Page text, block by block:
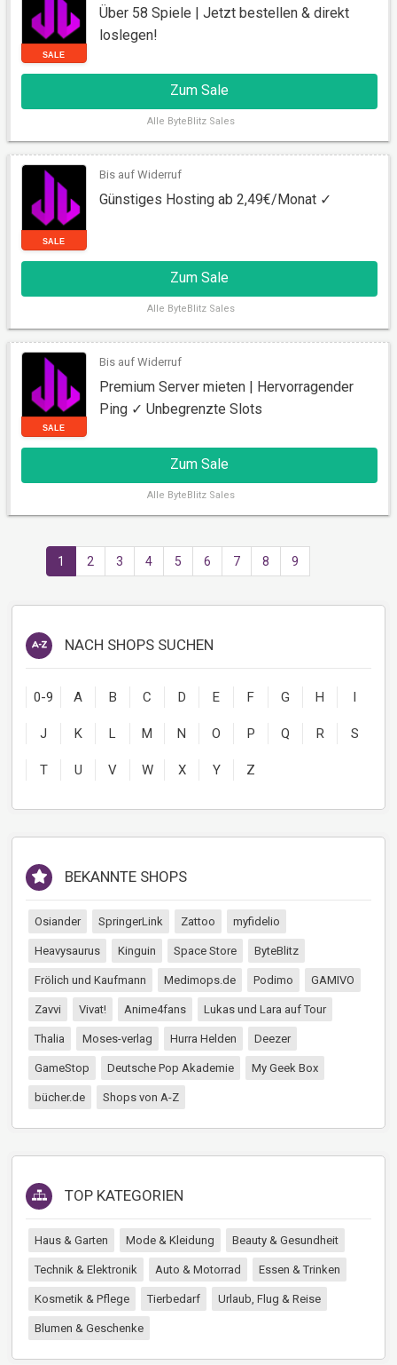
AKTION
RABATT
SALE
Über 58 Spiele | Jetzt bestellen & direkt
loslegen!
Zum Sale
Alle ByteBlitz Sales
SALE
Bis auf Widerruf
Günstiges Hosting ab 2,49€/Monat ✓
Zum Sale
Alle ByteBlitz Sales
Bis auf Widerruf
Premium Server mieten | Hervorragender
Ping ✓ Unbegrenzte Slots
Zum Sale
Alle ByteBlitz Sales
1 2 3 4 5 6 7 8 9
NACH SHOPS SUCHEN
0-9 A B C D E F G H I
J K L M N O P Q R S
T U V W X Y Z
BEKANNTE SHOPS
Osiander SpringerLink Zattoo myfidelio
Heavysaurus Kinguin Space Store ByteBlitz
Frölich und Kaufmann Medimops.de Podimo GAMIVO
Zavvi Vivat! Anime4fans Lukas und Lara auf Tour
Thalia Moses-verlag Hurra Helden Deezer
GameStop Deutsche Pop Akademie My Geek Box
bücher.de Shops von A-Z
TOP KATEGORIEN
Haus & Garten Mode & Kleidung Beauty & Gesundheit
Technik & Elektronik Auto & Motorrad Essen & Trinken
Kosmetik & Pflege Tierbedarf Urlaub, Flug & Reise
Blumen & Geschenke